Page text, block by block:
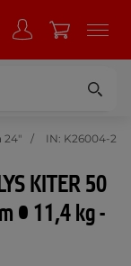
24" IN: K26004-2
KITER 50
• 11,4 kg -